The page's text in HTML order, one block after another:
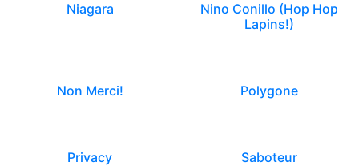
Niagara
Nino Conillo (Hop Hop
Lapins!)
Non Merci! Polygone
Privacy Saboteur